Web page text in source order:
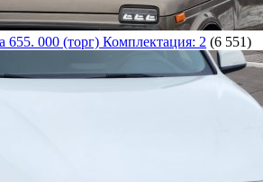
655. 000 (торг) Комплектация: 2 (6 551)